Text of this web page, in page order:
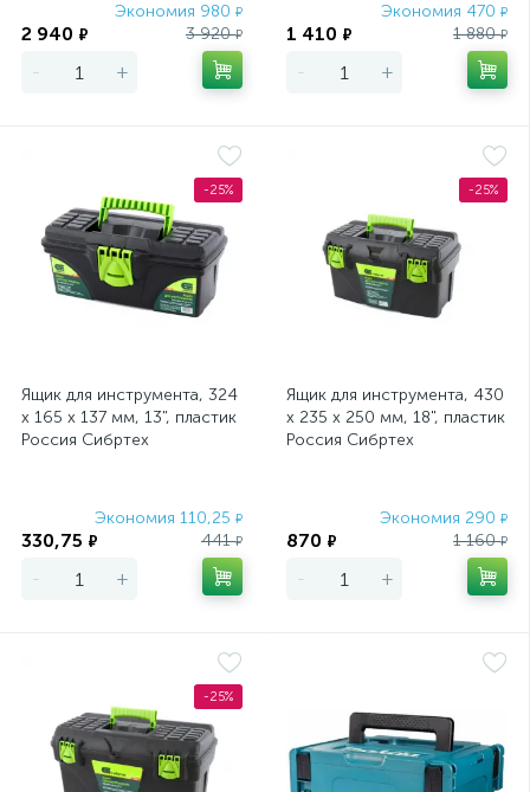
Экономия 980 ₽
2 940 ₽ 3 920₽
- +
Экономия 470 ₽
1 410 ₽ 1 880₽
- +
-25%
Ящик для инструмента, 324
х 165 х 137 мм, 13", пластик
Россия Сибртех
Экономия 110,25 ₽
330,75 ₽ 441₽
- +
-25%
Ящик для инструмента, 430
х 235 х 250 мм, 18", пластик
Россия Сибртех
Экономия 290 ₽
870 ₽ 1 160₽
- +
-25%